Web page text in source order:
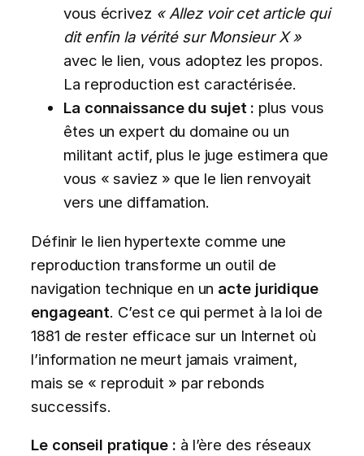
vous écrivez « Allez voir cet article qui
dit enfin la vérité sur Monsieur X »
avec le lien, vous adoptez les propos.
La reproduction est caractérisée.
La connaissance du sujet : plus vous
êtes un expert du domaine ou un
militant actif, plus le juge estimera que
vous « saviez » que le lien renvoyait
vers une diffamation.
Définir le lien hypertexte comme une
reproduction transforme un outil de
navigation technique en un acte juridique
engageant. C’est ce qui permet à la loi de
1881 de rester efficace sur un Internet où
l’information ne meurt jamais vraiment,
mais se « reproduit » par rebonds
successifs.
Le conseil pratique : à l’ère des réseaux